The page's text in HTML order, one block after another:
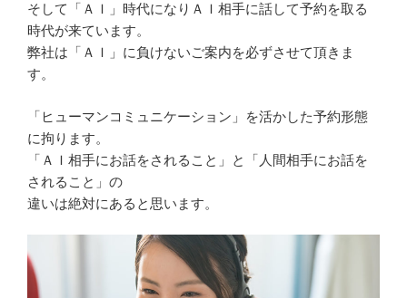
そして「ＡＩ」時代になりＡＩ相手に話して予約を取る
時代が来ています。
弊社は「ＡＩ」に負けないご案内を必ずさせて頂きま
す。
「ヒューマンコミュニケーション」を活かした予約形態
に拘ります。
「ＡＩ相手にお話をされること」と「人間相手にお話を
されること」の
違いは絶対にあると思います。